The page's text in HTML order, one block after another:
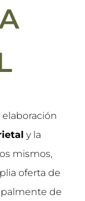
y la
mismos,
oferta de
de